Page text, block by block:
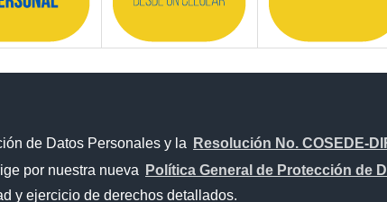
de Datos Personales y la Resolución No. COSEDE-
por nuestra nueva Política General de Protección de
y ejercicio de derechos detallados.
Proyecto Personajes